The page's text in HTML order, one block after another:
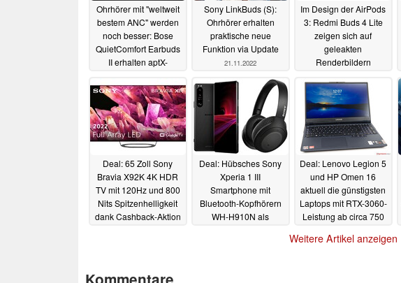
Ohrhörer mit "weltweit
bestem ANC" werden
noch besser: Bose
QuietComfort Earbuds
II erhalten aptX-
Sony LinkBuds (S):
Ohrhörer erhalten
praktische neue
Funktion via Update
21.11.2022
Im Design der AirPods
3: Redmi Buds 4 Lite
zeigen sich auf
geleakten
Renderbildern
Deal: 65 Zoll Sony
Bravia X92K 4K HDR
TV mit 120Hz und 800
Nits Spitzenhelligkeit
dank Cashback-Aktion
Deal: Hübsches Sony
Xperia 1 III
Smartphone mit
Bluetooth-Kopfhörern
WH-H910N als
Deal: Lenovo Legion 5
und HP Omen 16
aktuell die günstigsten
Laptops mit RTX-3060-
Leistung ab circa 750
Weitere Artikel anzeigen